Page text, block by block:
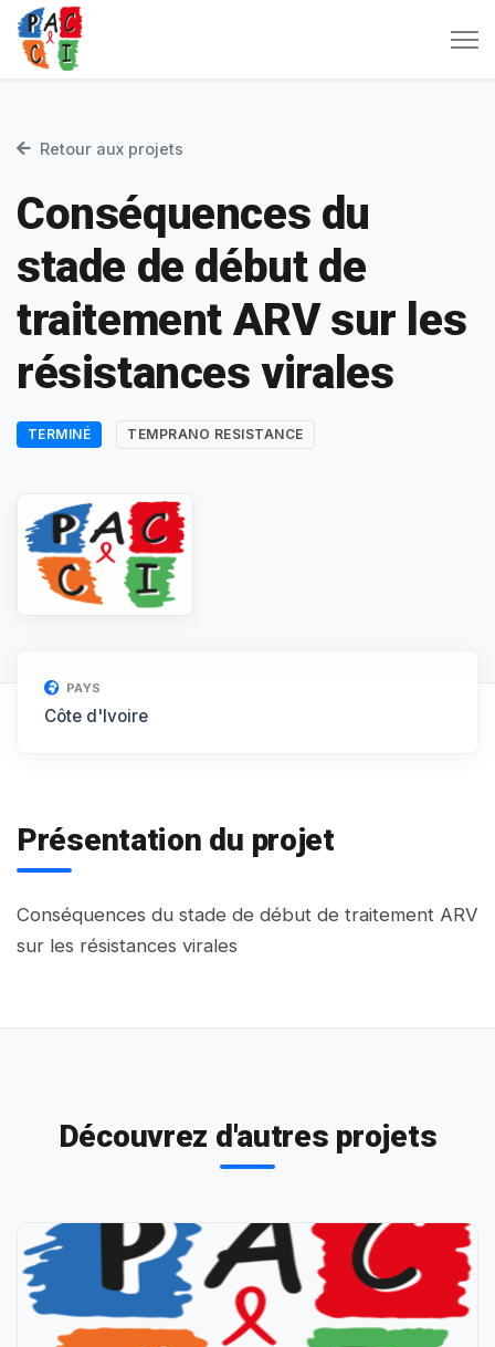
Retour aux projets
Conséquences du
stade de début de
traitement ARV sur les
résistances virales
TERMINÉ TEMPRANO RESISTANCE
PAYS
Côte d'Ivoire
Présentation du projet
Conséquences du stade de début de traitement ARV
sur les résistances virales
Découvrez d'autres projets